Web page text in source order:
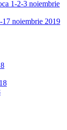
1-2-3 noiembrie
17 noiembrie 2019